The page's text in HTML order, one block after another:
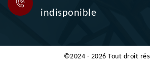
indisponible
©2024 - 2026 Tout droit